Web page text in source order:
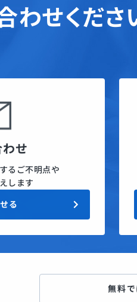
わせくださ
せ
るご不明点や
します
る
無料